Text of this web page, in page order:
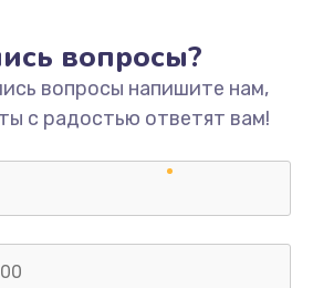
вопросы?
вопросы напишите нам,
с радостью ответят вам!